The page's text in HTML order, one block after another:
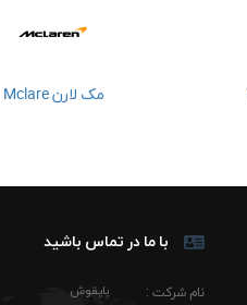
مک لارن Mclare
با ما در تماس باشید
نام شرکت : بایقوش